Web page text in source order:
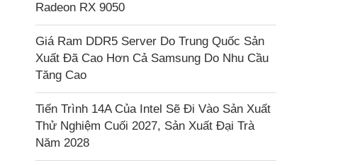
Radeon RX 9050
Giá Ram DDR5 Server Do Trung Quốc Sản
Xuất Đã Cao Hơn Cả Samsung Do Nhu Cầu
Tăng Cao
Tiến Trình 14A Của Intel Sẽ Đi Vào Sản Xuất
Thử Nghiệm Cuối 2027, Sản Xuất Đại Trà
Năm 2028